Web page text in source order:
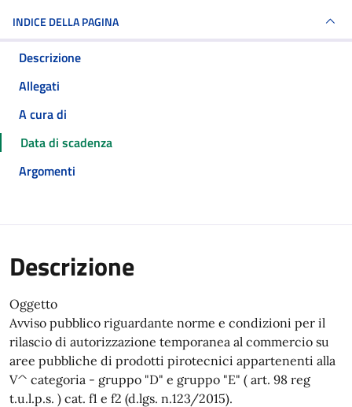
INDICE DELLA PAGINA
Descrizione
Allegati
A cura di
Data di scadenza
Argomenti
Descrizione
Oggetto
Avviso pubblico riguardante norme e condizioni per il
rilascio di autorizzazione temporanea al commercio su
aree pubbliche di prodotti pirotecnici appartenenti alla
V^ categoria - gruppo "D" e gruppo "E" ( art. 98 reg
t.u.l.p.s. ) cat. f1 e f2 (d.lgs. n.123/2015).